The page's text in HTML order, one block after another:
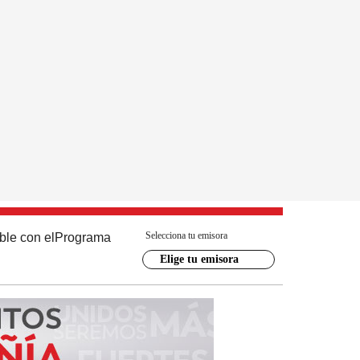
con el Programa Selecciona tu emisora
Elige tu emisora